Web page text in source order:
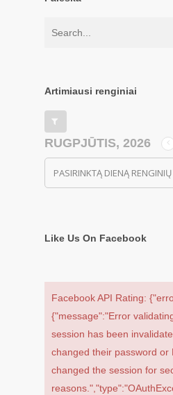
Artimiausi renginiai
RUGPJŪTIS, 2026
PASIRINKTĄ DIENĄ
Like Us On Facebook
Facebook API Rating:
{"message":"Error
session has been
changed their password or
changed the session for